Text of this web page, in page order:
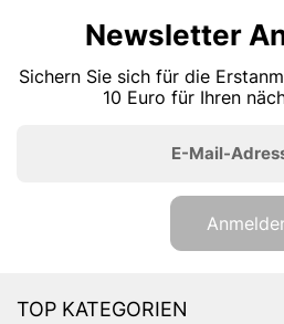
Newsletter
Sichern Sie sich für die
10 Euro für Ihren
E-Mail-
TOP KATEGORIEN